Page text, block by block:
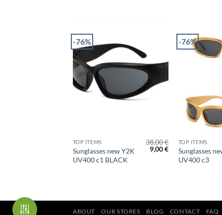
-76%
TOP ITEMS
Sunglasses new Y2K
UV400 c1 BLACK
38,00€
Original
price
9,00€Η
τρέχουσα
τιμή
-76%
TOP ITEMS
Sunglasses
UV400 c3
ABOUT OUR STORES BLOG CONTACT FAQ